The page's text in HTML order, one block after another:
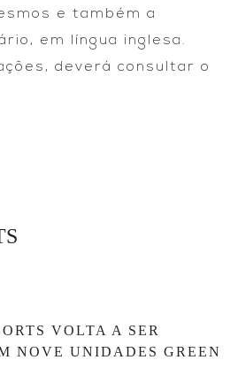
e também a
em língua inglesa.
deverá consultar o
VOLTA A SER
NOVE UNIDADES GREEN